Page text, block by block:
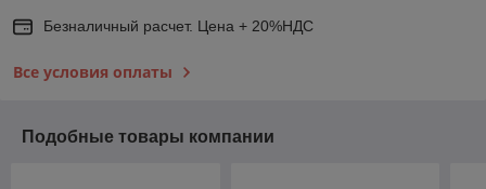
Безналичный расчет. Цена + 20%НДС
Все условия оплаты
Подобные товары компании